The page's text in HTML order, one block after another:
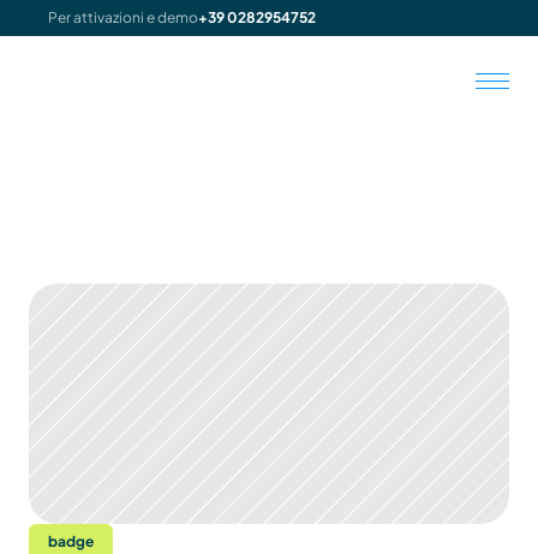
Per attivazioni e demo+39 0282954752
badge